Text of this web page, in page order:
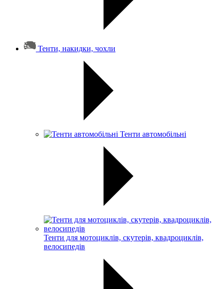
Тенти, накидки, чохли
Тенти автомобільні
Тенти для мотоциклів, скутерів, квадроциклів,
велосипедів